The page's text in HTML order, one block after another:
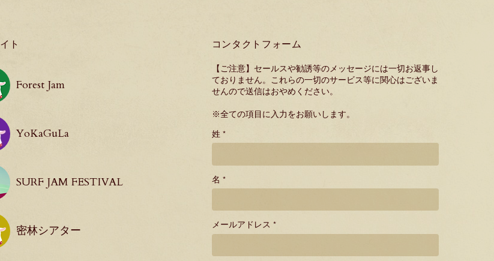
ト
Forest Jam
YoKaGuLa
SURF JAM FESTIVAL
密林シアター
コンタクトフォーム
【ご注意】セールスや勧誘等のメッセージには一切お返事し
ておりません。これらの一切のサービス等に関心はございま
せんので送信はおやめください。
※全ての項目に入力をお願いします。
姓 *
名 *
メールアドレス *